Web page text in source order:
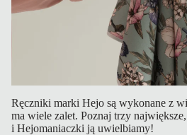
Ręczniki marki Hejo są wykonane z
ma wiele zalet. Poznaj trzy
i Hejomaniaczki ją uwielbiamy!